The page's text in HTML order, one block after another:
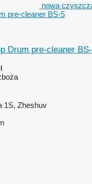
nowa
pre-cleaner BS-5
Drum pre-cleaner
1S, Zheshuv